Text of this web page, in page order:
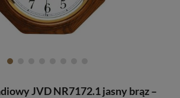
JVD NR7172.1 jasny brąz –